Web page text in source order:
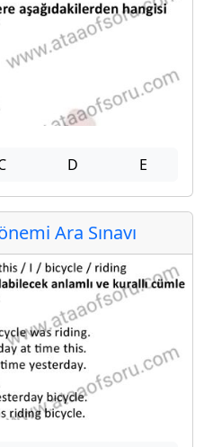
D E
Ara Sınavı